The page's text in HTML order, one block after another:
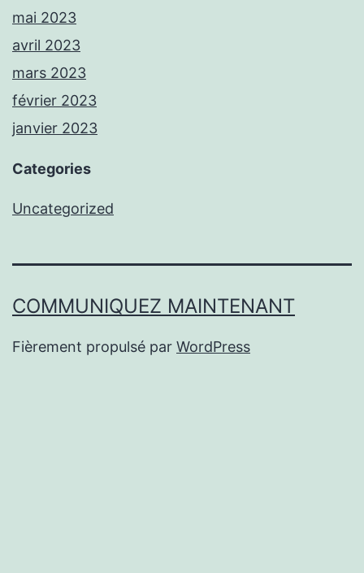
mai 2023
avril 2023
mars 2023
février 2023
janvier 2023
Categories
Uncategorized
COMMUNIQUEZ MAINTENANT
Fièrement propulsé par WordPress